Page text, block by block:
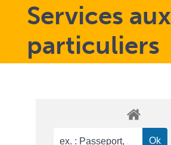
Services aux
particuliers